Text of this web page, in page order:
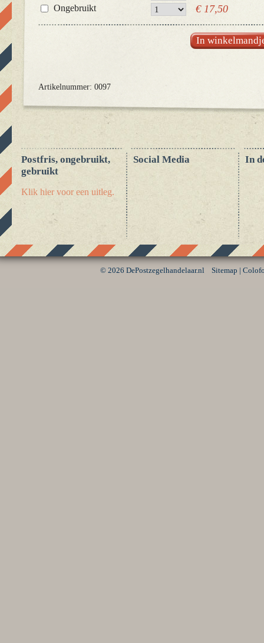
Ongebruikt € 17,50
Artikelnummer: 0097
In
Postfris, ongebruikt,
gebruikt
Klik hier voor een uitleg.
Social Media In
© 2026 DePostzegelhandelaar.nlSitemap |